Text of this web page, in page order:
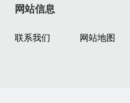
网站信息
联系我们 网站地图